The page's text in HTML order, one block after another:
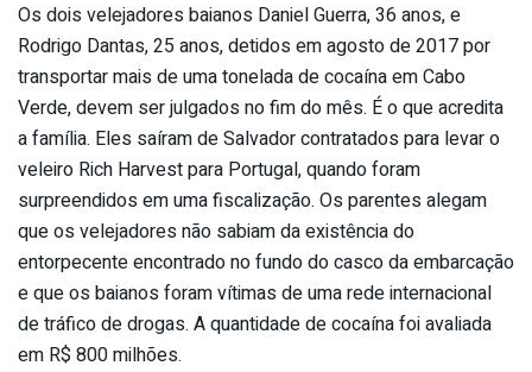
Os dois velejadores baianos Daniel Guerra, 36 anos, e
Rodrigo Dantas, 25 anos, detidos em agosto de 2017 por
transportar mais de uma tonelada de cocaína em Cabo
Verde, devem ser julgados no fim do mês. É o que acredita
a família. Eles saíram de Salvador contratados para levar o
veleiro Rich Harvest para Portugal, quando foram
surpreendidos em uma fiscalização. Os parentes alegam
que os velejadores não sabiam da existência do
entorpecente encontrado no fundo do casco da embarcação
e que os baianos foram vítimas de uma rede internacional
de tráfico de drogas. A quantidade de cocaína foi avaliada
em R$ 800 milhões.